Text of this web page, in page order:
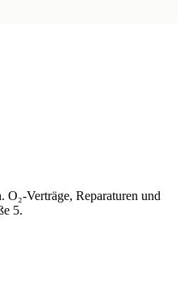
Verträge, Reparaturen und
5.